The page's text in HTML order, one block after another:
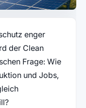
enger
der Clean
Frage: Wie
und Jobs,